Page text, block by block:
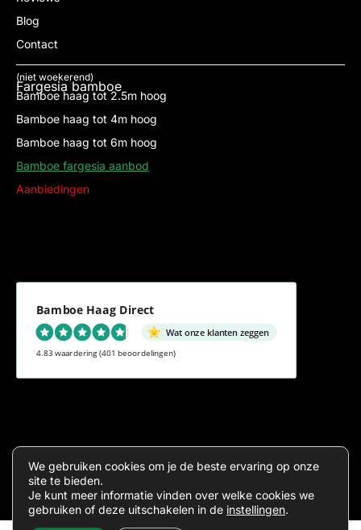
Blog
Contact
Fargesia bamboe
(niet woekerend)
Bamboe haag tot 2.5m hoog
Bamboe haag tot 4m hoog
Bamboe haag tot 6m hoog
Bamboe fargesia aanbod
Aanbiedingen
Bamboe Haag Direct
Wat onze klanten zeggen
4.83 waardering(401 beoordelingen)
Algemene voorwaardenPrivacy
We gebruiken cookies om je de beste ervaring op onze
site te bieden.
Je kunt meer informatie vinden over welke cookies we
gebruiken of deze uitschakelen in de instellingen.